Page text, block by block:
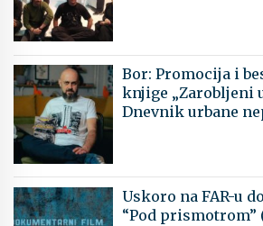
Bor: Promocija i
knjige „Zarobljeni
Dnevnik urbane
Uskoro na FAR-u
“Pod prismotrom”